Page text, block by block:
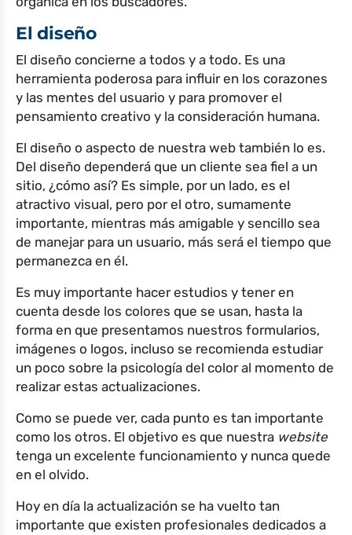
El diseño
El diseño concierne a todos y a todo. Es una
herramienta poderosa para influir en los corazones
y las mentes del usuario y para promover el
pensamiento creativo y la consideración humana.
El diseño o aspecto de nuestra web también lo es.
Del diseño dependerá que un cliente sea fiel a un
sitio, ¿cómo así? Es simple, por un lado, es el
atractivo visual, pero por el otro, sumamente
importante, mientras más amigable y sencillo sea
de manejar para un usuario, más será el tiempo que
permanezca en él.
Es muy importante hacer estudios y tener en
cuenta desde los colores que se usan, hasta la
forma en que presentamos nuestros formularios,
imágenes o logos, incluso se recomienda estudiar
un poco sobre la psicología del color al momento de
realizar estas actualizaciones.
Como se puede ver, cada punto es tan importante
como los otros. El objetivo es que nuestra website
tenga un excelente funcionamiento y nunca quede
en el olvido.
Hoy en día la actualización se ha vuelto tan
importante que existen profesionales dedicados a